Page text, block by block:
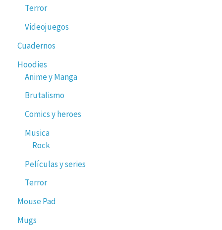
Terror
Videojuegos
Cuadernos
Hoodies
Anime y Manga
Brutalismo
Comics y heroes
Musica
Rock
Películas y series
Terror
Mouse Pad
Mugs